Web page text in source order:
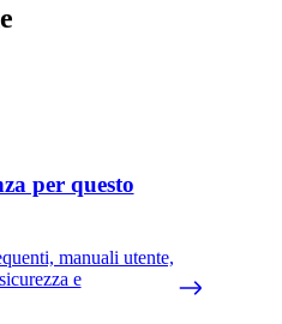
per questo
manuali utente,
e